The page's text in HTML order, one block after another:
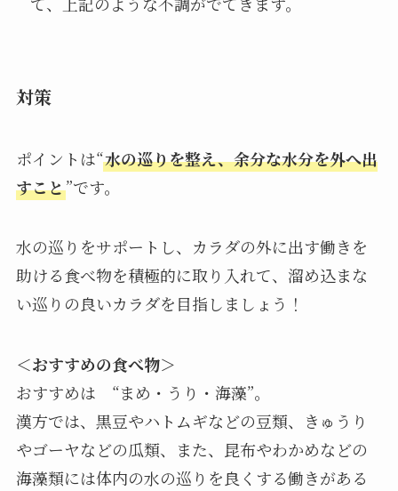
対策
ポイントは“水の巡りを整え、余分な水分を外へ出
すこと”です。
水の巡りをサポートし、カラダの外に出す働きを
助ける食べ物を積極的に取り入れて、溜め込まな
い巡りの良いカラダを目指しましょう！
＜おすすめの食べ物＞
おすすめは “まめ・うり・海藻”。
漢方では、黒豆やハトムギなどの豆類、きゅうり
やゴーヤなどの瓜類、また、昆布やわかめなどの
海藻類には体内の水の巡りを良くする働きがある